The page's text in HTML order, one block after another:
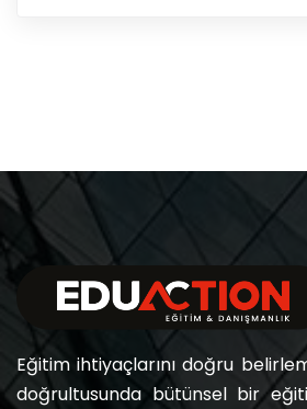
Eğitim ihtiyaçlarını doğru
doğrultusunda bütünsel bir